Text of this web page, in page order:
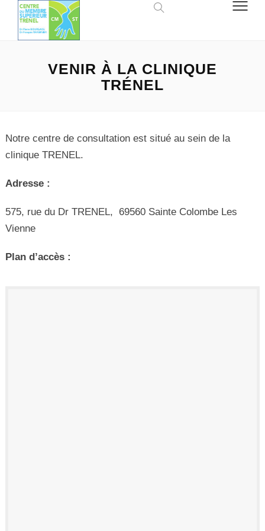
VENIR À LA CLINIQUE
TRÉNEL
Notre centre de consultation est situé au sein de la
clinique TRENEL.
Adresse :
575, rue du Dr TRENEL, 69560 Sainte Colombe Les
Vienne
Plan d’accès :